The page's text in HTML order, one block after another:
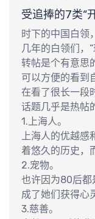
受追捧的7类“
时下的中国白领
几年的白领们，
重要方式。“开
厅这些互动小游
良方。
转帖是个有意思
可以方便的看到
得有看头的不再
发表了怎样的评
在看了很长一段
话题几乎是热帖
80后为主力的这
1.上海人。
上海人的优越感
着悠久的历史，
以往的经济层面
山 KDS社区的“
优越感在符号层
冲突就成为了开
2.宠物。
也许因为80后都
成了她们获得心
在这几年水涨船
3.慈善。